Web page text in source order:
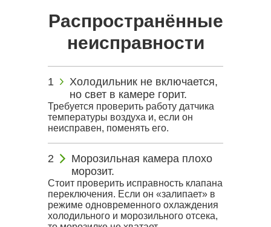
Распространённые
неисправности
Холодильник не включается,
но свет в камере горит.
Требуется проверить работу датчика
температуры воздуха и, если он
неисправен, поменять его.
Морозильная камера плохо
морозит.
Стоит проверить исправность клапана
переключения. Если он «залипает» в
режиме одновременного охлаждения
холодильного и морозильного отсека,